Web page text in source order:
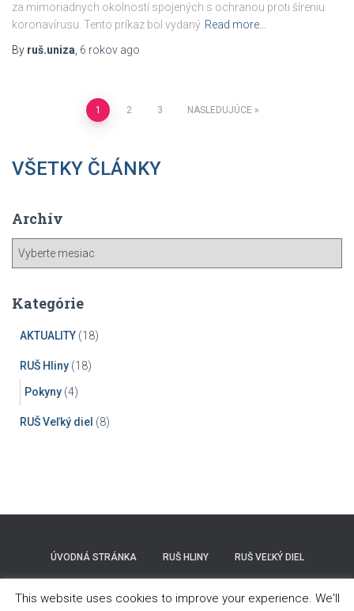
za mimoriadnych okolností spojených s ochranou proti šíreniu
koronavírusu. Tento príkaz bol vydaný Read more…
By ruš.uniza 6 rokov ago
Navigácia
1 2 3 NASLEDUJÚCE
VŠETKY ČLÁNKY
Archív
h
Kategórie
AKTUALITY (18)
RUŠ Hliny (18)
Pokyny (4)
RUŠ Veľký diel (8)
ÚVODNÁ STRÁNKA RUŠ HLINY RUŠ VEĽKÝ DIEL
O NÁS
This website uses cookies to improve your experience. We'll